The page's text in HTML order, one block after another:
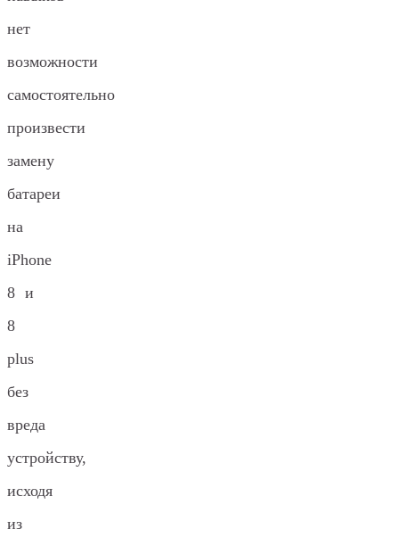
нет
возможности
самостоятельно
произвести
замену
батареи
на
iPhone
8 и
8
plus
без
вреда
устройству,
исходя
из